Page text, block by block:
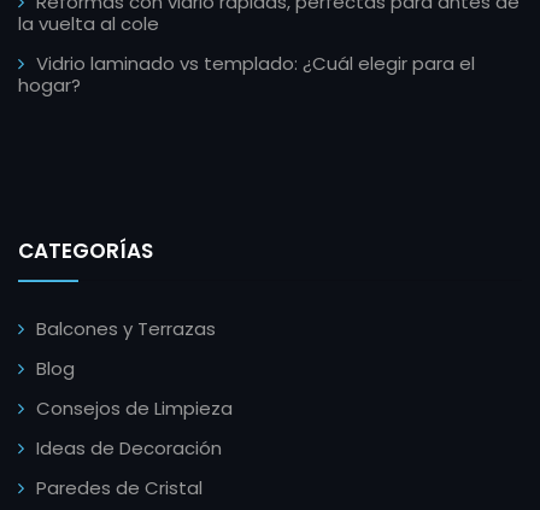
la vuelta al cole
Vidrio laminado vs templado: ¿Cuál elegir para el
hogar?
CATEGORÍAS
Balcones y Terrazas
Blog
Consejos de Limpieza
Ideas de Decoración
Paredes de Cristal